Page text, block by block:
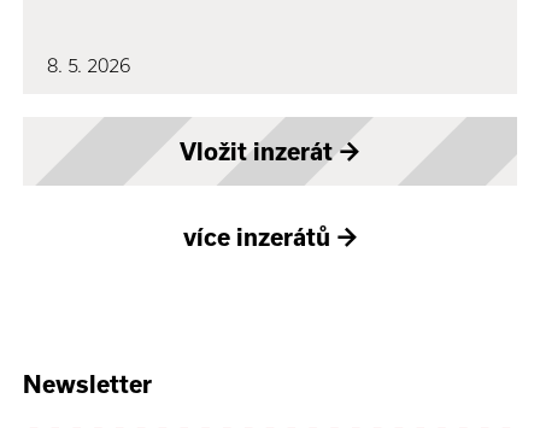
8. 5. 2026
Vložit inzerát→
více inzerátů →
Newsletter